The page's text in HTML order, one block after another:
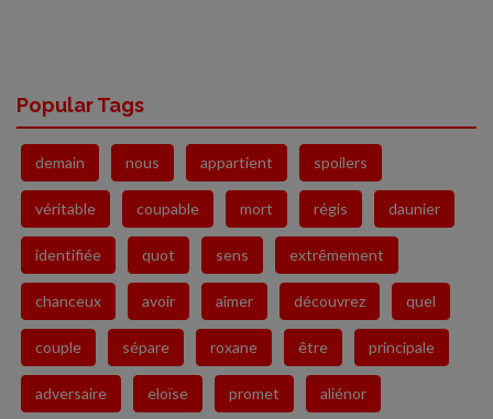
Popular Tags
demain nous appartient spoilers
véritable coupable mort régis daunier
identifiée quot sens extrêmement
chanceux avoir aimer découvrez quel
couple sépare roxane être principale
adversaire eloïse promet aliénor